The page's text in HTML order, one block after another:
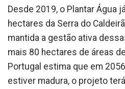
Desde 2019, o Plantar Água
hectares da Serra do
mantida a gestão ativa
mais 80 hectares de áreas
Portugal estima que em
estiver madura, o projeto